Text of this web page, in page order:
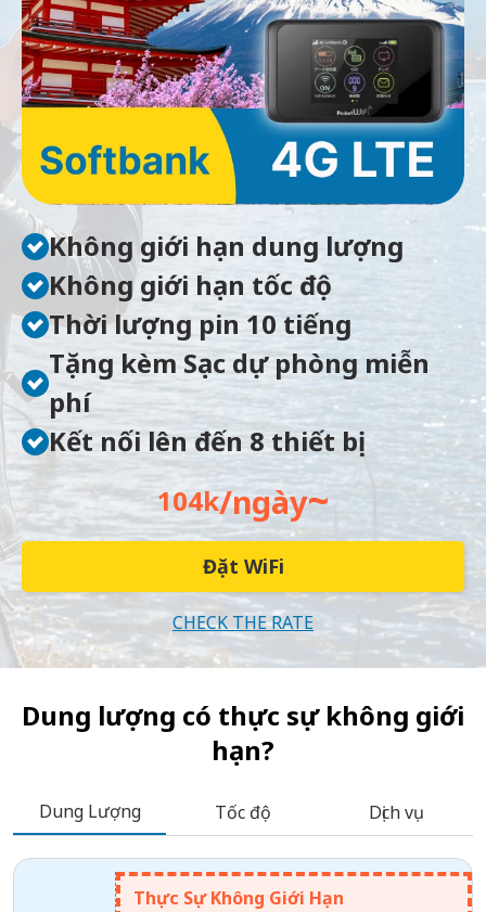
Không giới hạn dung lượng
Không giới hạn tốc độ
Thời lượng pin 10 tiếng
Tặng kèm Sạc dự phòng miễn
phí
Kết nối lên đến 8 thiết bị
104k/ngày~
Đặt WiFi
CHECK THE RATE
Dung lượng có thực sự không giới
hạn?
Dung Lượng Tốc độ Dịch vụ
Thực Sự Không Giới Hạn